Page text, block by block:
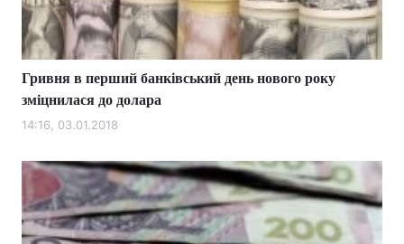
Гривня в перший банківський день нового року
зміцнилася до долара
14:16, 03.01.2018